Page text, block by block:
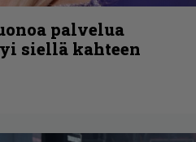
palvelua
siellä kahteen